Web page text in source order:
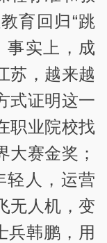
育回归“跳
事实上，成
苏，越来越
式证明这一
职业院校找
大赛金奖；
轻人，运营
无人机，变
兵韩鹏，用